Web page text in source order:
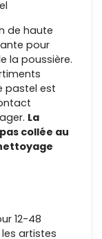
de haute
pour
la poussière.
pastel est
La
collée au
12-48
artistes